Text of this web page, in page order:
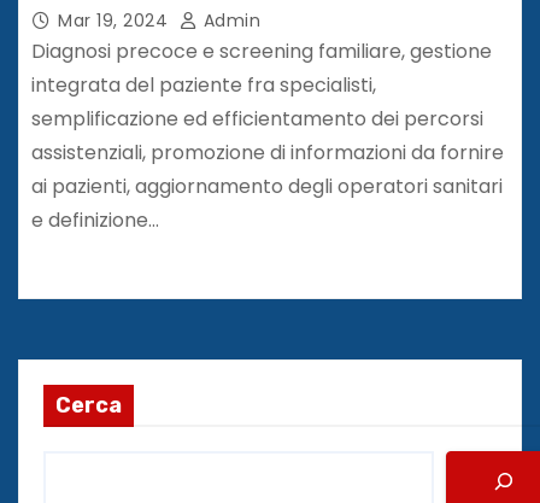
Mar 19, 2024 Admin
Diagnosi precoce e screening familiare, gestione
integrata del paziente fra specialisti,
semplificazione ed efficientamento dei percorsi
assistenziali, promozione di informazioni da fornire
ai pazienti, aggiornamento degli operatori sanitari
e definizione…
Cerca